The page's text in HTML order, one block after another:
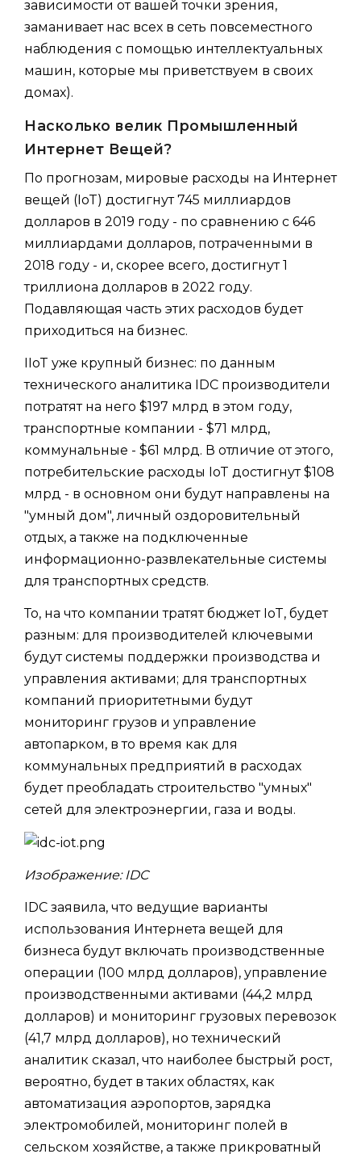
зависимости от вашей точки зрения,
заманивает нас всех в сеть повсеместного
наблюдения с помощью интеллектуальных
машин, которые мы приветствуем в своих
домах).
Насколько велик Промышленный
Интернет Вещей?
По прогнозам, мировые расходы на Интернет
вещей (IoT) достигнут 745 миллиардов
долларов в 2019 году - по сравнению с 646
миллиардами долларов, потраченными в
2018 году - и, скорее всего, достигнут 1
триллиона долларов в 2022 году.
Подавляющая часть этих расходов будет
приходиться на бизнес.
IIoT уже крупный бизнес: по данным
технического аналитика IDC производители
потратят на него $197 млрд в этом году,
транспортные компании - $71 млрд,
коммунальные - $61 млрд. В отличие от этого,
потребительские расходы IoT достигнут $108
млрд - в основном они будут направлены на
"умный дом", личный оздоровительный
отдых, а также на подключенные
информационно-развлекательные системы
для транспортных средств.
То, на что компании тратят бюджет IoT, будет
разным: для производителей ключевыми
будут системы поддержки производства и
управления активами; для транспортных
компаний приоритетными будут
мониторинг грузов и управление
автопарком, в то время как для
коммунальных предприятий в расходах
будет преобладать строительство "умных"
сетей для электроэнергии, газа и воды.
Изображение: IDC
IDC заявила, что ведущие варианты
использования Интернета вещей для
бизнеса будут включать производственные
операции (100 млрд долларов), управление
производственными активами (44,2 млрд
долларов) и мониторинг грузовых перевозок
(41,7 млрд долларов), но технический
аналитик сказал, что наиболее быстрый рост,
вероятно, будет в таких областях, как
автоматизация аэропортов, зарядка
электромобилей, мониторинг полей в
сельском хозяйстве, а также прикроватный